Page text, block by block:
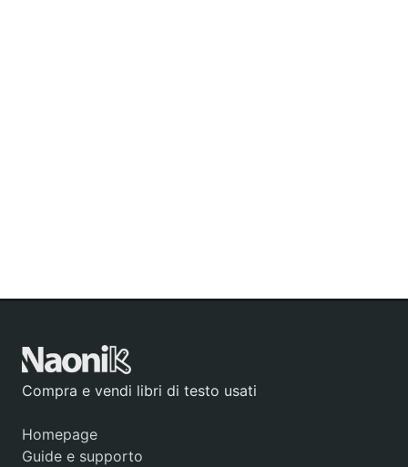
Compra e vendi libri di testo usati
Homepage
Guide e supporto